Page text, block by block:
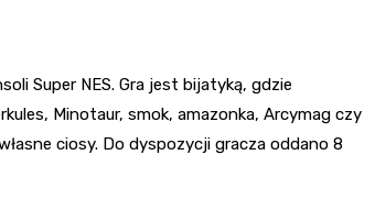
Super NES. Gra jest bijatyką, gdzie
Minotaur, smok, amazonka, Arcymag czy
ciosy. Do dyspozycji gracza oddano 8